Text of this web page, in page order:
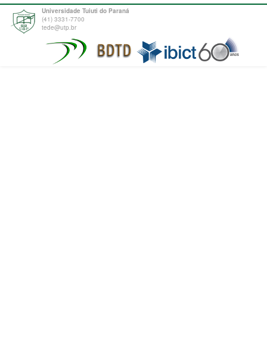
Universidade Tuiuti do Paraná
(41) 3331-7700
tede@utp.br